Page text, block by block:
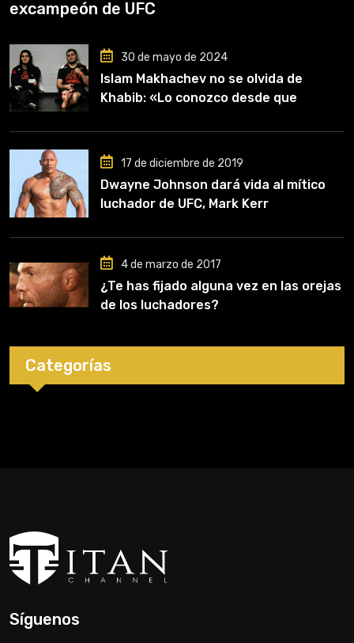
excampeón de UFC
30 de mayo de 2024
Islam Makhachev no se olvida de
Khabib: «Lo conozco desde que
clave en mi carrera»
17 de diciembre de 2019
Dwayne Johnson dará vida al mítico
luchador de UFC, Mark Kerr
4 de marzo de 2017
¿Te has fijado alguna vez en las orejas
de los luchadores?
Categorías
Síguenos